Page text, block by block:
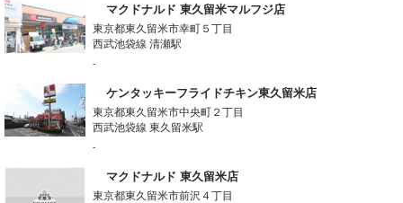
マクドナルド 東久留米マルフジ店
東京都東久留米市幸町５丁目
西武池袋線 清瀬駅
-
ケンタッキーフライドチキン東久留米店
東京都東久留米市中央町２丁目
西武池袋線 東久留米駅
-
マクドナルド 東久留米店
東京都東久留米市前沢４丁目